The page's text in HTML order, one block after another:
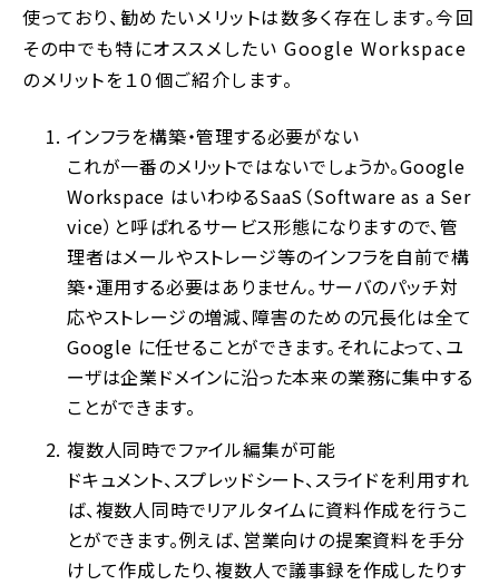
使っており、勧めたいメリットは数多く存在します。今回
その中でも特にオススメしたい Google Workspace
のメリットを１０個ご紹介します。
インフラを構築・管理する必要がない
これが一番のメリットではないでしょうか。Google
Workspace はいわゆるSaaS（Software as a Ser
vice）と呼ばれるサービス形態になりますので、管
理者はメールやストレージ等のインフラを自前で構
築・運用する必要はありません。サーバのパッチ対
応やストレージの増減、障害のための冗長化は全て
Google に任せることができます。それによって、ユ
ーザは企業ドメインに沿った本来の業務に集中する
ことができます。
複数人同時でファイル編集が可能
ドキュメント、スプレッドシート、スライドを利用すれ
ば、複数人同時でリアルタイムに資料作成を行うこ
とができます。例えば、営業向けの提案資料を手分
けして作成したり、複数人で議事録を作成したりす